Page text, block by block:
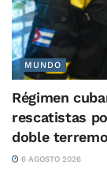
MUNDO
Régimen
rescatistas
doble
6 AGOSTO 2026